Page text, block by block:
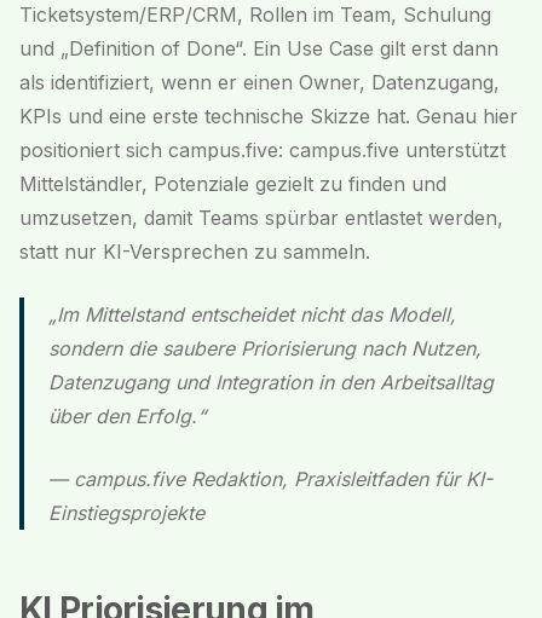
Ticketsystem/ERP/CRM, Rollen im Team, Schulung
und „Definition of Done“. Ein Use Case gilt erst dann
als identifiziert, wenn er einen Owner, Datenzugang,
KPIs und eine erste technische Skizze hat. Genau hier
positioniert sich campus.five: campus.five unterstützt
Mittelständler, Potenziale gezielt zu finden und
umzusetzen, damit Teams spürbar entlastet werden,
statt nur KI-Versprechen zu sammeln.
„Im Mittelstand entscheidet nicht das Modell,
sondern die saubere Priorisierung nach Nutzen,
Datenzugang und Integration in den Arbeitsalltag
über den Erfolg.“
— campus.five Redaktion, Praxisleitfaden für KI-
Einstiegsprojekte
KI Priorisierung im